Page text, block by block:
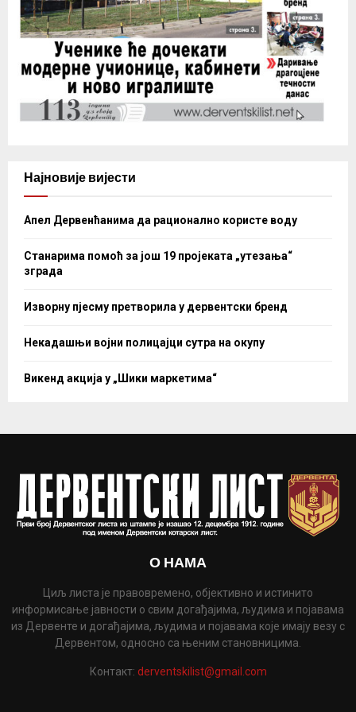
Најновије вијести
Апел Дервенћанима да рационално користе воду
Станарима помоћ за још 19 пројеката „утезања“
зграда
Изворну пјесму претворила у дервентски бренд
Некадашњи војни полицајци сутра на окупу
Викенд акција у „Шики маркетима“
О НАМА
Циљ листа је правовремено, објективно и истинито
информисање јавности о свим догађајима, људима и појавама
из Дервенте и догађајима, људима и појавама које имају везу с
Дервентом, односно са њеним становницима.
Контакт: derventskilist@gmail.com